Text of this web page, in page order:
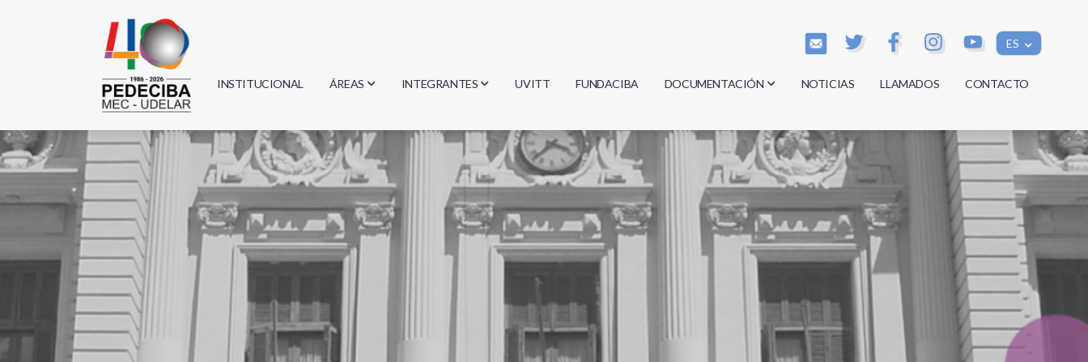
ES
INSTITUCIONAL ÁREAS
Biología
Física
Geociencias
Informática
Matemática
INTEGRANTES
Investigadores
Estudiantes
Egresados
UVITT FUNDACIBA DOCUMENTACIÓN
Actas
Reglamentos
Documentos
NOTICIAS LLAMADOS CONTACTO